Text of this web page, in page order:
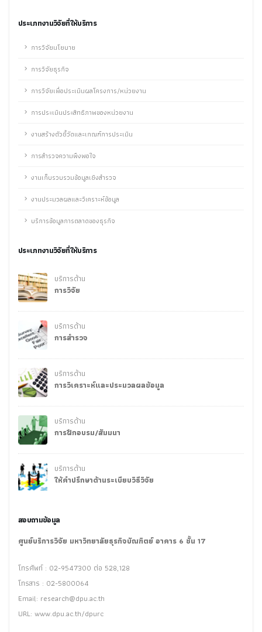
ประเภทงานวิจัยที่ให้บริการ
การวิจัยนโยบาย
การวิจัยธุรกิจ
การวิจัยเพื่อประเมินผลโครงการ/หน่วยงาน
การประเมินประสิทธิภาพของหน่วยงาน
งานสร้างตัวชี้วัดและเกณฑ์การประเมิน
การสำรวจความพึงพอใจ
งานเก็บรวบรวมข้อมูลเชิงสำรวจ
งานประมวลผลและวิเคราะห์ข้อมูล
บริการข้อมูลการตลาดของธุรกิจ
ประเภทงานวิจัยที่ให้บริการ
บริการด้าน
การวิจัย
บริการด้าน
การสำรวจ
บริการด้าน
การวิเคราะห์และประมวลผลข้อมูล
บริการด้าน
การฝึกอบรม/สัมมนา
บริการด้าน
ให้คำปรึกษาด้านระเบียบวิธีวิจัย
สอบถามข้อมูล
ศูนย์บริการวิจัย มหาวิทยาลัยธุรกิจบัณฑิตย์ อาคาร 6 ชั้น 17
โทรศัพท์ : 02-9547300 ต่อ 528,128
โทรสาร : 02-5800064
Email: research@dpu.ac.th
URL: www.dpu.ac.th/dpurc